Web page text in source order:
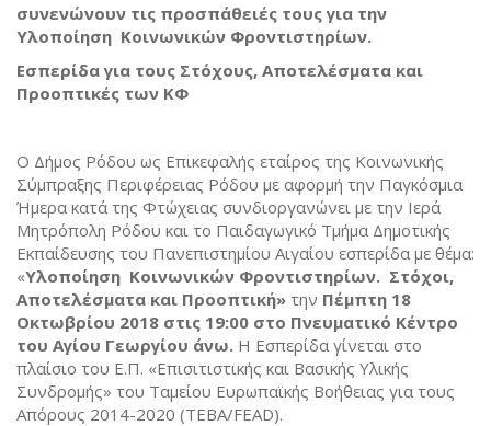
συνενώνουν τις προσπάθειές τους για την
Υλοποίηση Κοινωνικών Φροντιστηρίων.
Εσπερίδα για τους Στόχους, Αποτελέσματα και
Προοπτικές των ΚΦ
Ο Δήμος Ρόδου ως Επικεφαλής εταίρος της Κοινωνικής
Σύμπραξης Περιφέρειας Ρόδου με αφορμή την Παγκόσμια
Ήμερα κατά της Φτώχειας συνδιοργανώνει με την Ιερά
Μητρόπολη Ρόδου και το Παιδαγωγικό Τμήμα Δημοτικής
Εκπαίδευσης του Πανεπιστημίου Αιγαίου εσπερίδα με θέμα:
«Υλοποίηση Κοινωνικών Φροντιστηρίων. Στόχοι,
Αποτελέσματα και Προοπτική» την Πέμπτη 18
Οκτωβρίου 2018 στις 19:00 στο Πνευματικό Κέντρο
του Αγίου Γεωργίου άνω. Η Εσπερίδα γίνεται στο
πλαίσιο του Ε.Π. «Επισιτιστικής και Βασικής Υλικής
Συνδρομής» του Ταμείου Ευρωπαϊκής Βοήθειας για τους
Απόρους 2014-2020 (ΤΕΒΑ/FEAD).